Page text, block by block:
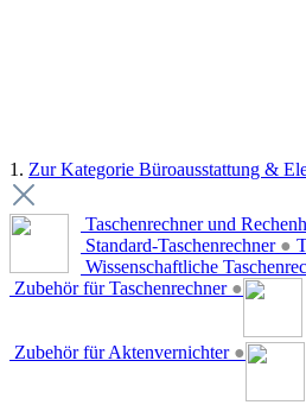
1. Zur Kategorie Büroausstattung &
Taschenrechner und
Standard-Taschenrechner ●
Wissenschaftliche
Zubehör für Taschenrechner ●
Zubehör für Aktenvernichter ●